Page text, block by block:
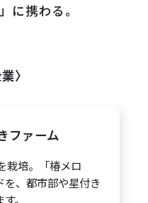
に携わる。
〉
ファーム
栽培。「椿メロ
、都市部や星付き
。